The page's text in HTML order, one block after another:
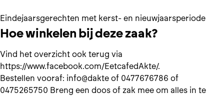
Eindejaarsgerechten met kerst- en nieuwjaarsperiode
Hoe winkelen bij deze zaak?
Vind het overzicht ook terug via
https://www.facebook.com/EetcafedAkte/.
Bestellen vooraf: info@dakte of 0477676786 of
0475265750 Breng een doos of zak mee om alles in te